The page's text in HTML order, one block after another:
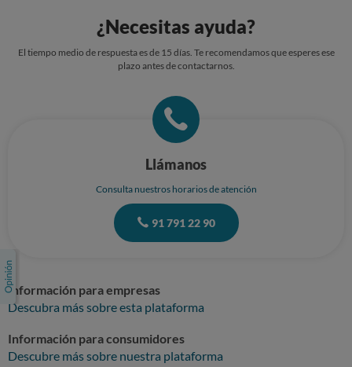
¿Necesitas ayuda?
El tiempo medio de respuesta es de 15 días. Te recomendamos que esperes ese
plazo antes de contactarnos.
Llámanos
Consulta nuestros horarios de atención
91 791 22 90
Información para empresas
Descubra más sobre esta plataforma
Información para consumidores
Descubre más sobre nuestra plataforma